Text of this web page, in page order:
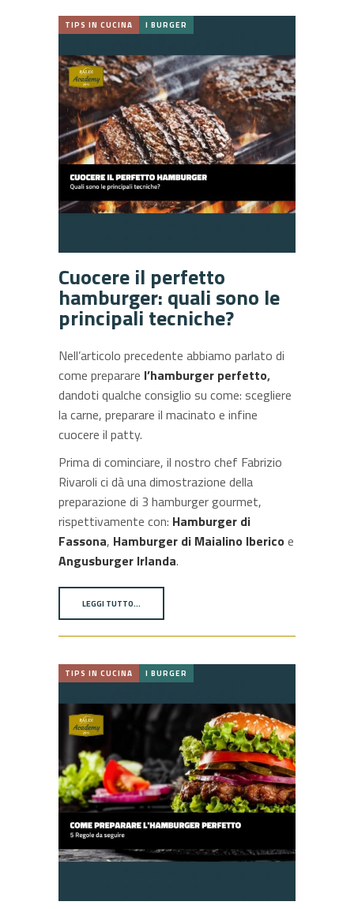
TIPS IN CUCINA I BURGER
Cuocere il perfetto
hamburger: quali sono le
principali tecniche?
Nell’articolo precedente abbiamo parlato di
come preparare l’hamburger perfetto,
dandoti qualche consiglio su come: scegliere
la carne, preparare il macinato e infine
cuocere il patty.
Prima di cominciare, il nostro chef Fabrizio
Rivaroli ci dà una dimostrazione della
preparazione di 3 hamburger gourmet,
rispettivamente con: Hamburger di
Fassona, Hamburger di Maialino Iberico e
Angusburger Irlanda.
LEGGI TUTTO…
TIPS IN CUCINA I BURGER